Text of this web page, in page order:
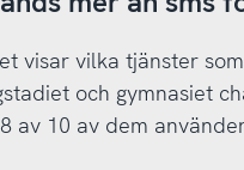
visar vilka tjänster
och gymnasiet
av 10 av dem